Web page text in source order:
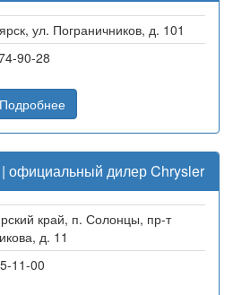
ул. Пограничников, д. 101
90-28
Подробнее
официальный дилер Chrysler
край, п. Солонцы, пр-т
д. 11
11-00